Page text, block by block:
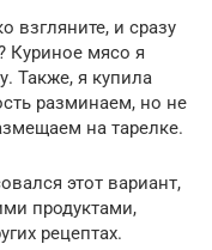
взгляните, и сразу
Куриное мясо я
Также, я купила
разминаем, но не
на тарелке.
этот вариант,
продуктами,
рецептах.